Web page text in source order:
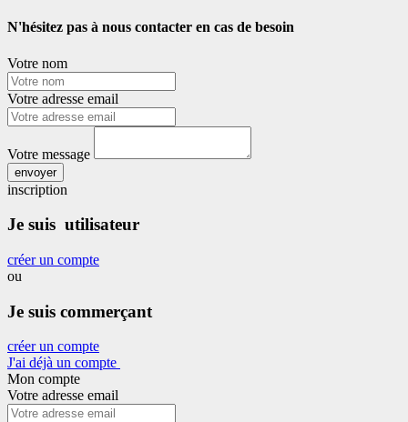
N'hésitez pas à nous contacter en cas de besoin
Votre nom
Votre adresse email
Votre message
envoyer
inscription
Je suis utilisateur
créer un compte
ou
Je suis commerçant
créer un compte
J'ai déjà un compte
Mon compte
Votre adresse email